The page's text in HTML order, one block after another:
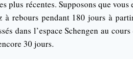
plus récentes. Supposons que
à rebours pendant 180 jours à
dans l’espace Schengen au
30 jours.